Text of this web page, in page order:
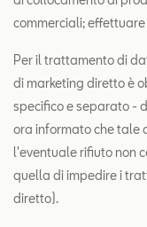
commerciali;
Per il trattamento di
di marketing diretto è
specifico e separato -
ora informato che tale
l'eventuale rifiuto non
quella di impedire i
diretto).